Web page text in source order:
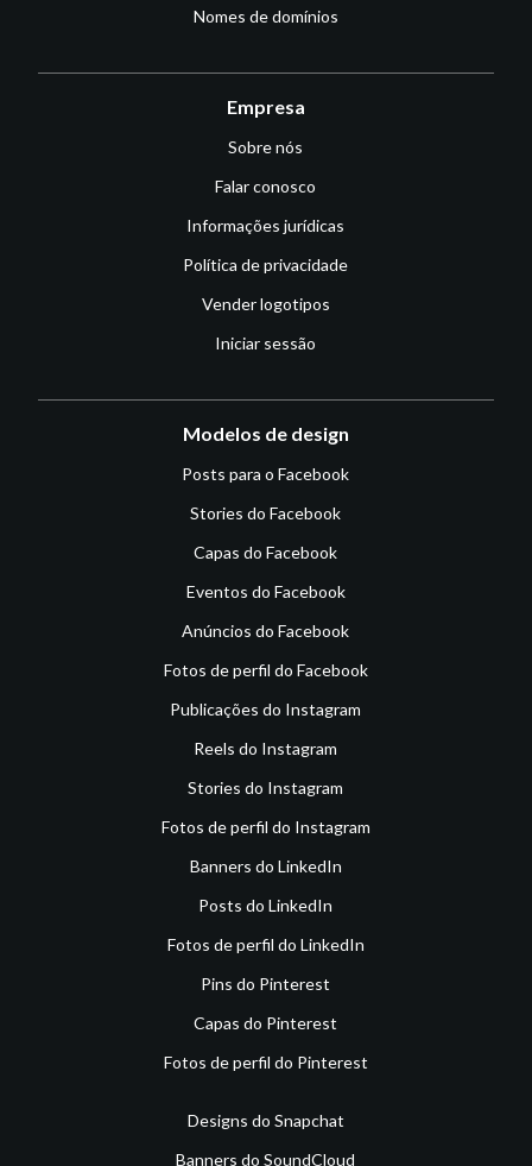
Nomes de domínios
Empresa
Sobre nós
Falar conosco
Informações jurídicas
Política de privacidade
Vender logotipos
Iniciar sessão
Modelos de design
Posts para o Facebook
Stories do Facebook
Capas do Facebook
Eventos do Facebook
Anúncios do Facebook
Fotos de perfil do Facebook
Publicações do Instagram
Reels do Instagram
Stories do Instagram
Fotos de perfil do Instagram
Banners do LinkedIn
Posts do LinkedIn
Fotos de perfil do LinkedIn
Pins do Pinterest
Capas do Pinterest
Fotos de perfil do Pinterest
Designs do Snapchat
Banners do SoundCloud